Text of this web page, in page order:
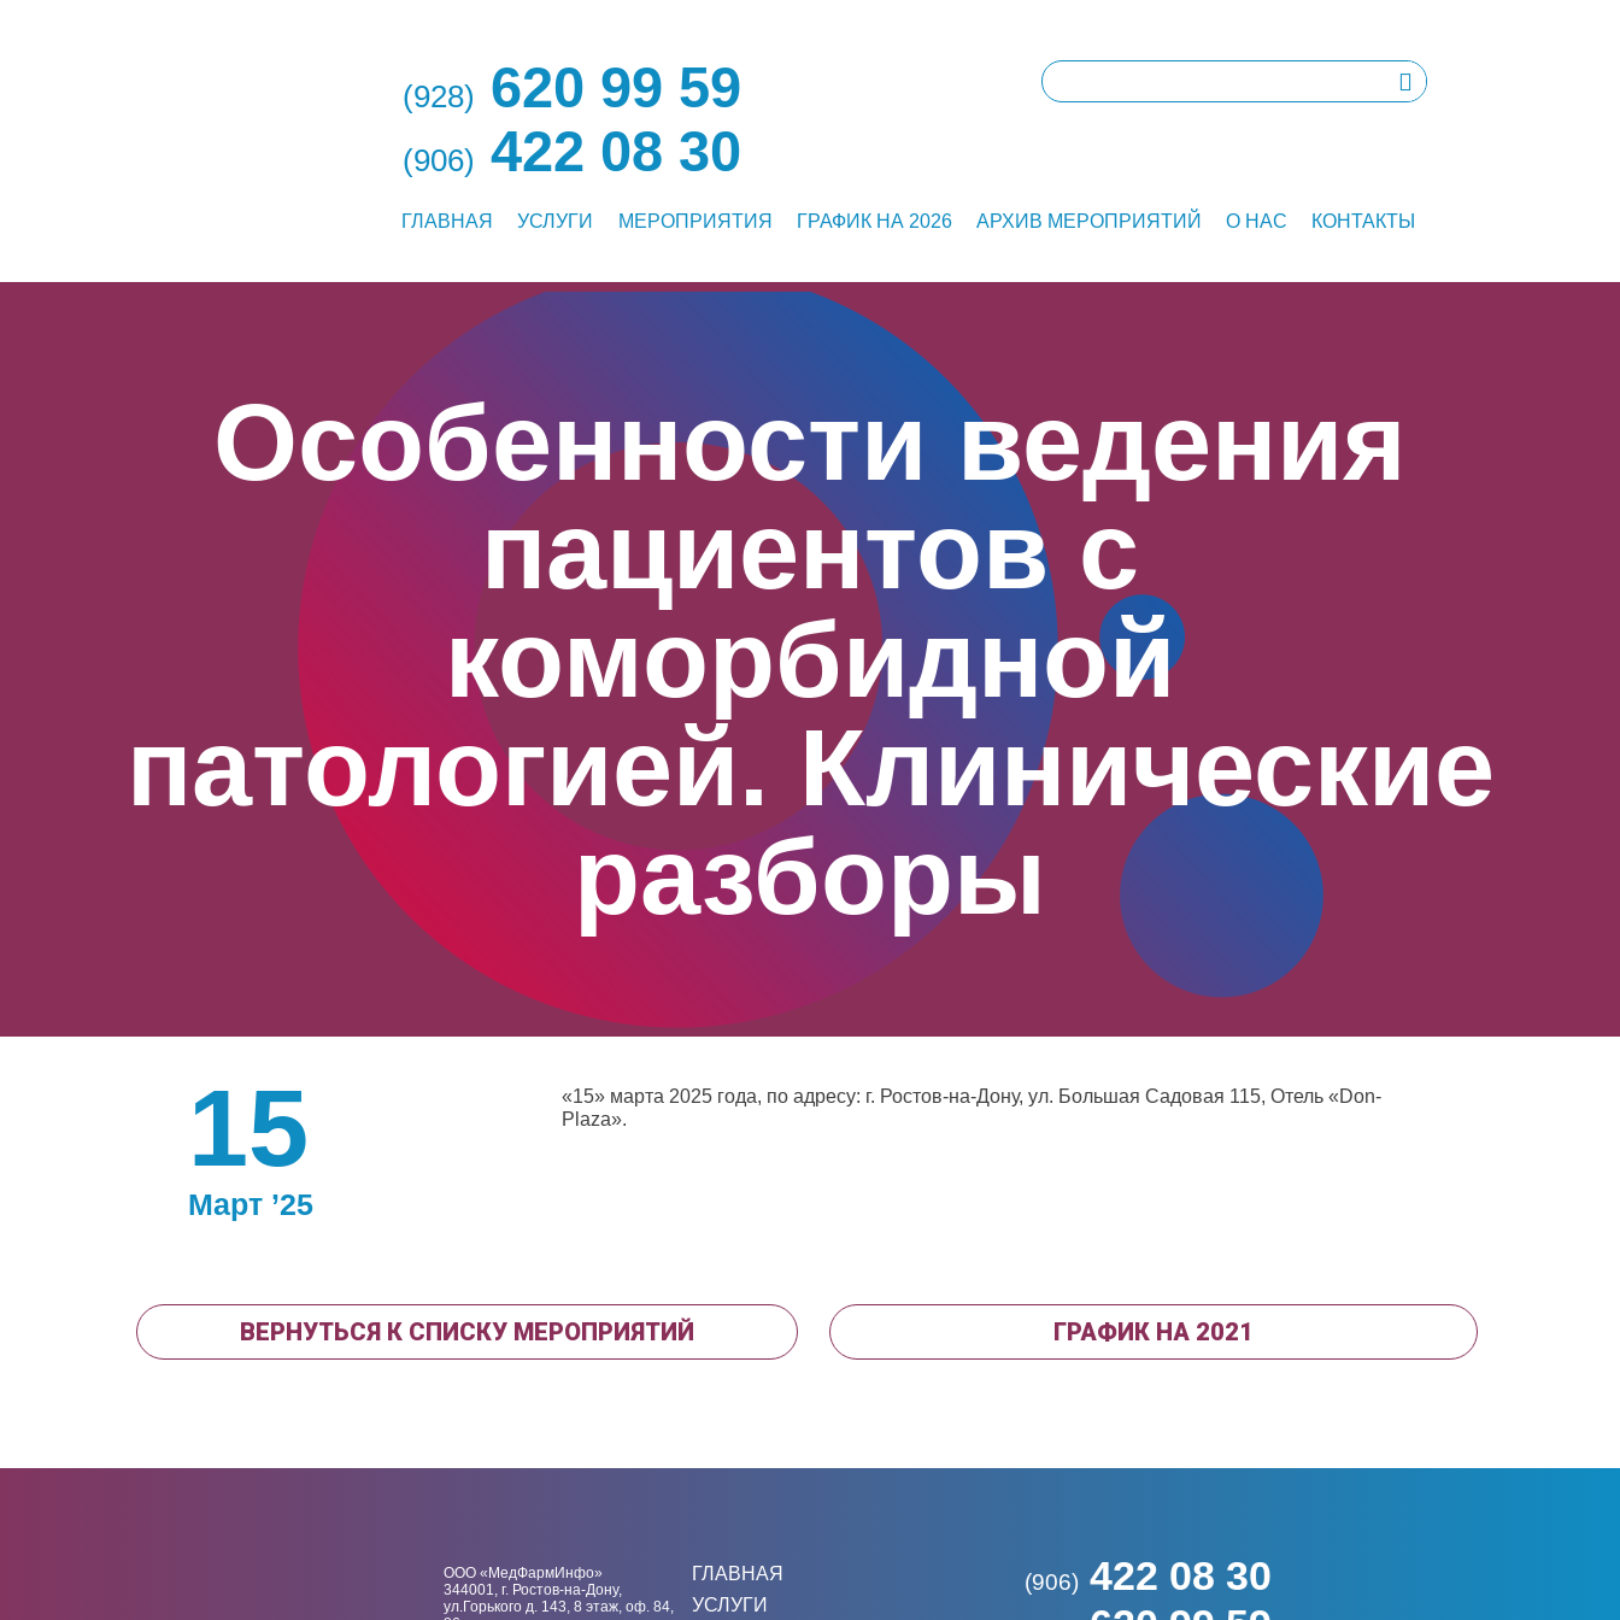
(928) 620 99 59
(906) 422 08 30
ГЛАВНАЯ УСЛУГИ МЕРОПРИЯТИЯ ГРАФИК НА 2026 АРХИВ МЕРОПРИЯТИЙ О НАС КОНТАКТЫ
Особенности ведения
пациентов с
коморбидной
патологией. Клинические
разборы
15
Март ’25
«15» марта 2025 года, по адресу: г. Ростов-на-Дону, ул. Большая Садовая 115, Отель «Don-
Plaza».
ВЕРНУТЬСЯ К СПИСКУ МЕРОПРИЯТИЙ ГРАФИК НА 2021
ООО «МедФармИнфо»
344001, г. Ростов-на-Дону,
ул.Горького д. 143, 8 этаж, оф. 84,
ГЛАВНАЯ
УСЛУГИ
(906) 422 08 30